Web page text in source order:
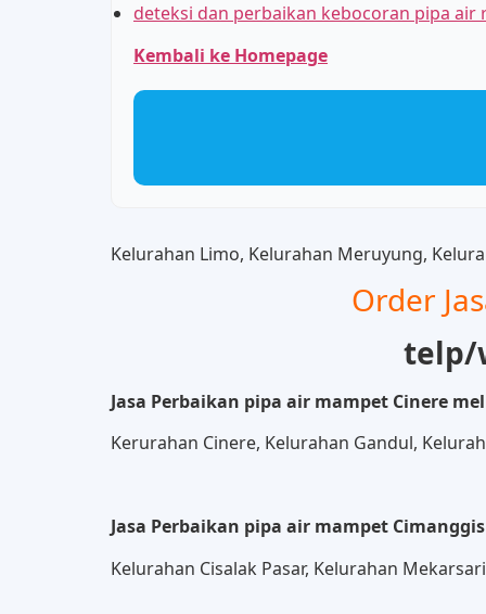
deteksi dan perbaikan kebocoran pipa air
Kembali ke Homepage
Kelurahan Limo, Kelurahan Meruyung,
Order
telp/
Jasa Perbaikan pipa air mampet Cinere
Kerurahan Cinere, Kelurahan Gandul,
Jasa Perbaikan pipa air mampet
Kelurahan Cisalak Pasar, Kelurahan